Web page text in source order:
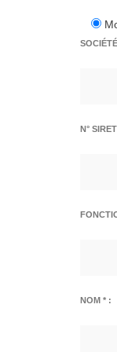
N°
NOM * :